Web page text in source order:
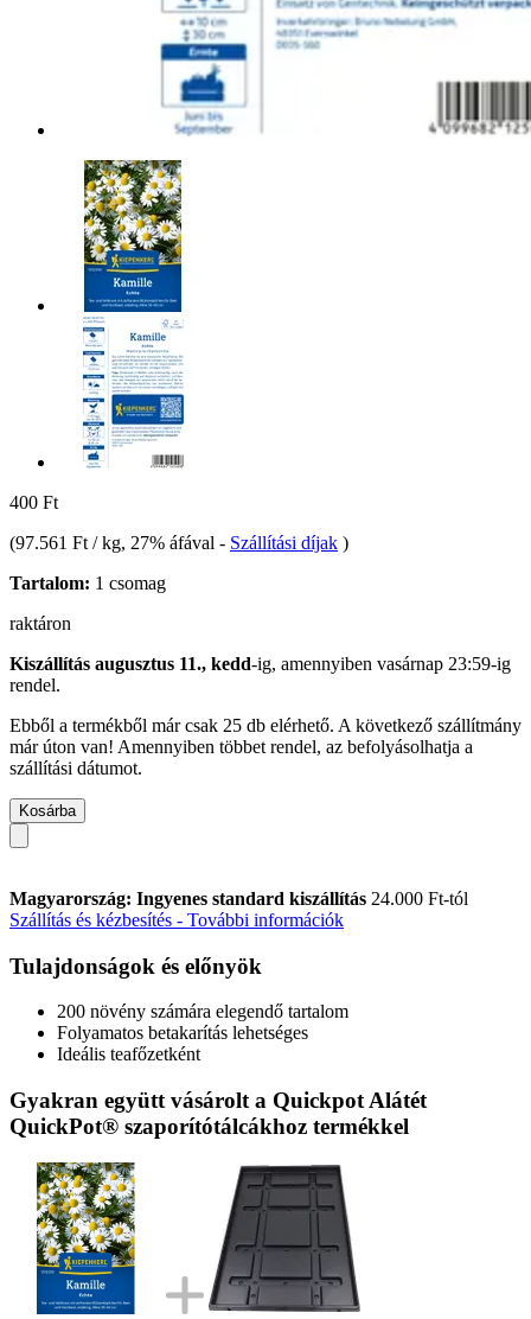
400 Ft
(97.561 Ft / kg, 27% áfával - Szállítási díjak )
Tartalom: 1 csomag
raktáron
Kiszállítás augusztus 11., kedd-ig, amennyiben vasárnap 23:59-ig
rendel.
Ebből a termékből már csak 25 db elérhető. A következő szállítmány
már úton van! Amennyiben többet rendel, az befolyásolhatja a
szállítási dátumot.
Kosárba
Magyarország: Ingyenes standard kiszállítás 24.000 Ft-tól
Szállítás és kézbesítés - További információk
Tulajdonságok és előnyök
200 növény számára elegendő tartalom
Folyamatos betakarítás lehetséges
Ideális teafőzetként
Gyakran együtt vásárolt a Quickpot Alátét
QuickPot® szaporítótálcákhoz termékkel